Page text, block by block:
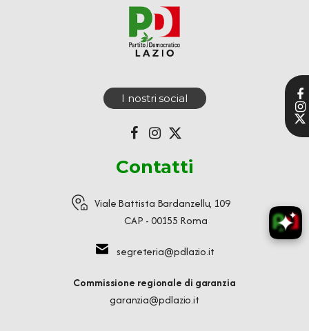
I nostri social
Contatti
Viale Battista Bardanzellu, 109
CAP - 00155 Roma
segreteria@pdlazio.it
Commissione regionale di garanzia
garanzia@pdlazio.it